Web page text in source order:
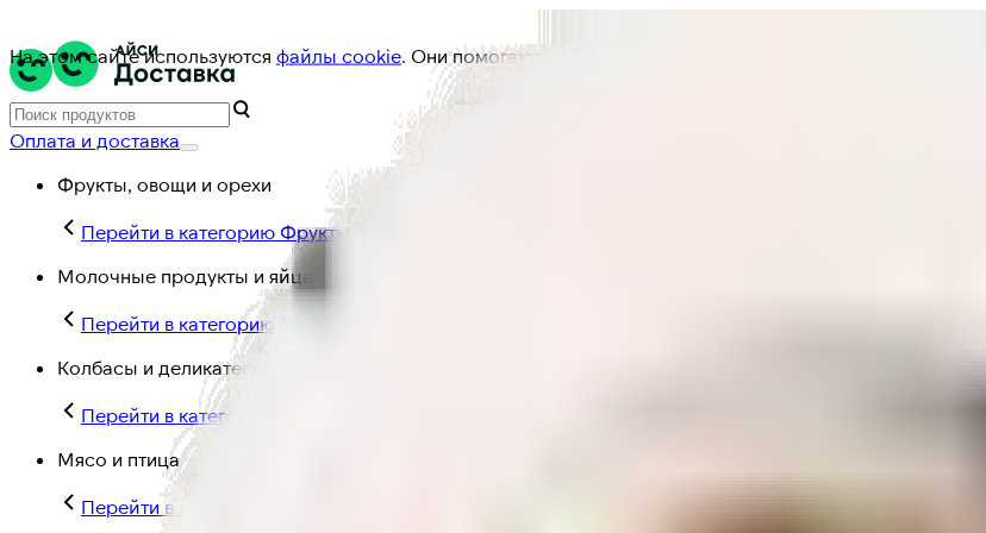
На этом сайте используются файлы cookie . Они помогают нам улучшать сайт и ваше взаимодействие с ним.
Оплата и доставка
Фрукты, овощи и орехи
Перейти в категорию Фрукты, овощи и орехи
Молочные продукты и яйца
Перейти в категорию Молочные продукты и яйца
Колбасы и деликатесы
Перейти в категорию Колбасы и деликатесы
Мясо и птица
Перейти в категорию Мясо и птица